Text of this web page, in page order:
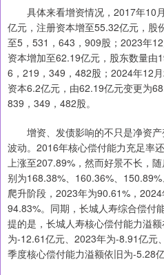
具体来看增资情况，2017年10
亿元，注册资本增至55.32亿元，股
至5，531，643，909股；2023年
资本增加至62.19亿元，股东数量由
6，219，349，482股；2024年12
资本6.2亿元，由62.19亿元变更为
839，349，482股。
增资、发债影响的不只是净资产
波动。2016年核心偿付能力充足率
上涨至207.89%，然而好景不长，
别为168.38%、160.36%、
爬升阶段，2023年为90.61%，
94.83%。同期，长城人寿综合偿付
提的是，长城人寿核心偿付能力溢
为-12.61亿元、2023年为-8.91亿元
季度核心偿付能力溢额依旧为-5.28亿